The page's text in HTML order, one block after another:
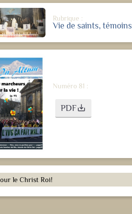
Rubrique :
Vie de saints, témoins
Numéro 81 :
PDFsave_alt
le Christ Roi!